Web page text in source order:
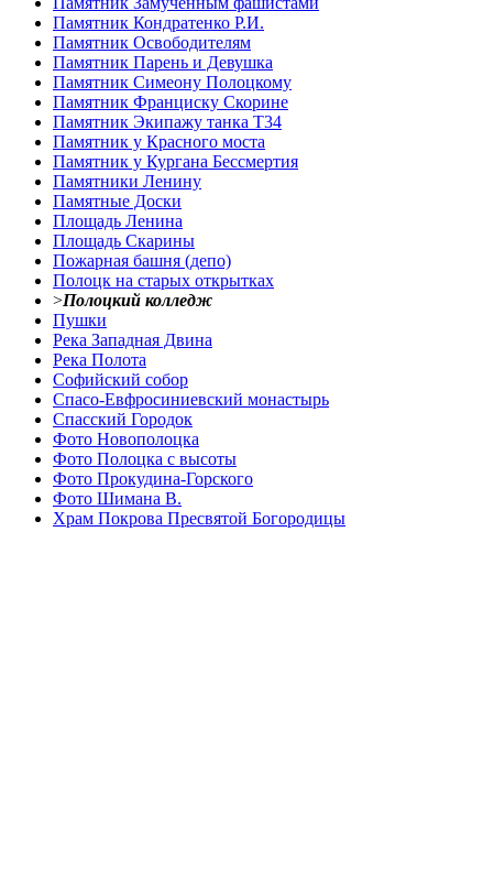
Памятник Кондратенко Р.И.
Памятник Освободителям
Памятник Парень и Девушка
Памятник Симеону Полоцкому
Памятник Франциску Скорине
Памятник Экипажу танка Т34
Памятник у Красного моста
Памятник у Кургана Бессмертия
Памятники Ленину
Памятные Доски
Площадь Ленина
Площадь Скарины
Пожарная башня (депо)
Полоцк на старых открытках
>Полоцкий колледж
Пушки
Река Западная Двина
Река Полота
Софийский собор
Спасо-Евфросиниевский монастырь
Спасский Городок
Фото Новополоцка
Фото Полоцка с высоты
Фото Прокудина-Горского
Фото Шимана В.
Храм Покрова Пресвятой Богородицы